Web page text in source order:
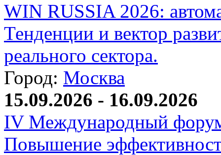
WIN RUSSIA 2026:
Тенденции и вектор
реального сектора.
Город: Москва
15.09.2026 - 16.09.2026
IV Международный
Повышение